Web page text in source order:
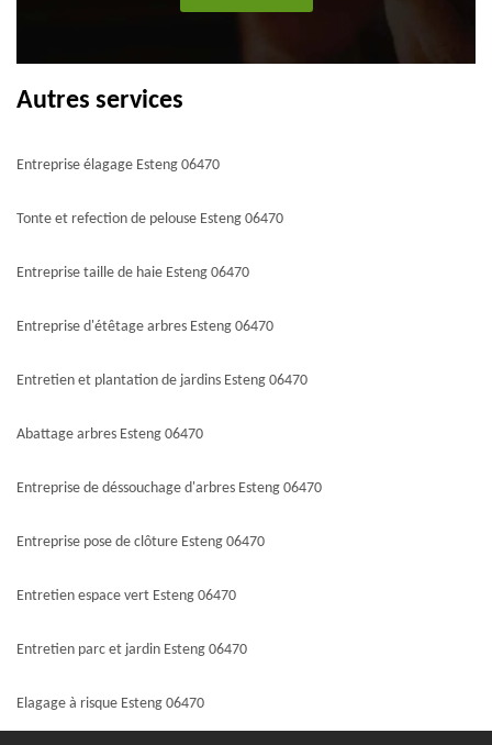
Autres services
Entreprise élagage Esteng 06470
Tonte et refection de pelouse Esteng 06470
Entreprise taille de haie Esteng 06470
Entreprise d'étêtage arbres Esteng 06470
Entretien et plantation de jardins Esteng 06470
Abattage arbres Esteng 06470
Entreprise de déssouchage d'arbres Esteng 06470
Entreprise pose de clôture Esteng 06470
Entretien espace vert Esteng 06470
Entretien parc et jardin Esteng 06470
Elagage à risque Esteng 06470